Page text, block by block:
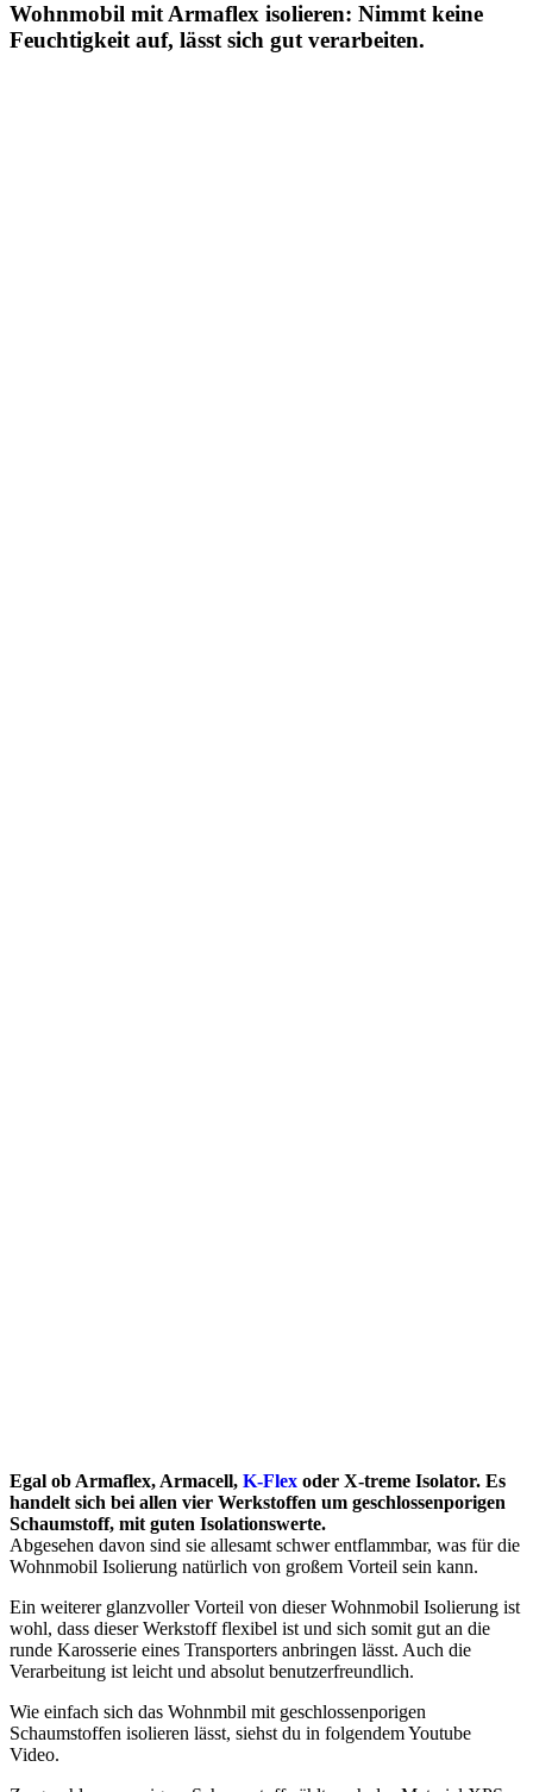
Wohnmobil mit Armaflex isolieren: Nimmt keine
Feuchtigkeit auf, lässt sich gut verarbeiten.
Egal ob Armaflex, Armacell, K-Flex oder X-treme Isolator. Es
handelt sich bei allen vier Werkstoffen um geschlossenporigen
Schaumstoff, mit guten Isolationswerte.
Abgesehen davon sind sie allesamt schwer entflammbar, was für die
Wohnmobil Isolierung natürlich von großem Vorteil sein kann.
Ein weiterer glanzvoller Vorteil von dieser Wohnmobil Isolierung ist
wohl, dass dieser Werkstoff flexibel ist und sich somit gut an die
runde Karosserie eines Transporters anbringen lässt. Auch die
Verarbeitung ist leicht und absolut benutzerfreundlich.
Wie einfach sich das Wohnmbil mit geschlossenporigen
Schaumstoffen isolieren lässt, siehst du in folgendem Youtube
Video.